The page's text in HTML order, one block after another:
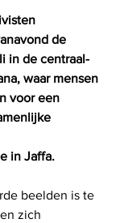
de
in de centraal-
waar mensen
voor een
in Jaffa.
beelden is te
zich